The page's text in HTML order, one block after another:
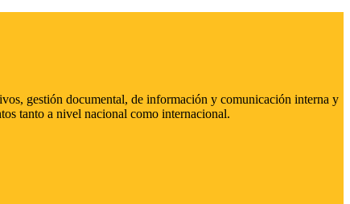
gestión documental, de información y comunicación interna y
tanto a nivel nacional como internacional.